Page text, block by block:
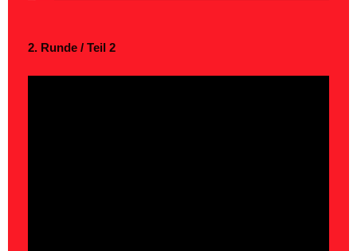
2. Runde / Teil 2